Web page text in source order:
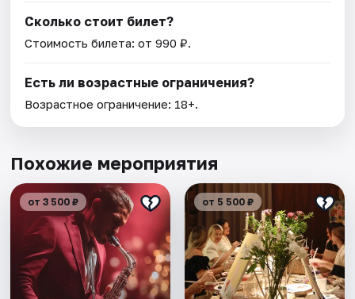
Сколько стоит билет?
Стоимость билета: от 990 ₽.
Есть ли возрастные ограничения?
Возрастное ограничение: 18+.
Похожие мероприятия
от 3 500 ₽ от 5 500 ₽